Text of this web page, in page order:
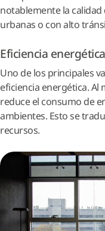
notablemente la calidad
urbanas o con alto
Eficiencia
Uno de los principales
eficiencia energética.
reduce el consumo de
ambientes. Esto se
recursos.